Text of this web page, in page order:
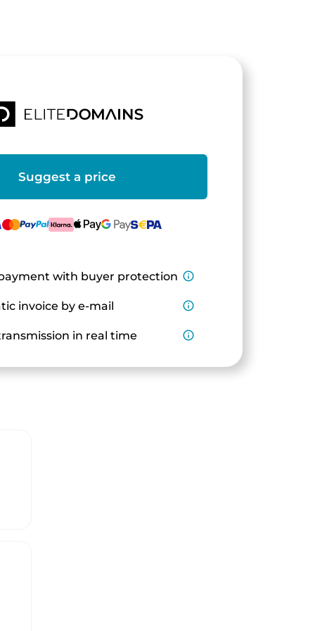
Suggest a price
with buyer protection info_outline
invoice by e-mail info_outline
in real time info_outline